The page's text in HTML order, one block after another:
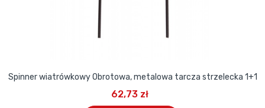
Spinner wiatrówkowy Obrotowa, metalowa tarcza strzelecka 1+1
62,73 zł